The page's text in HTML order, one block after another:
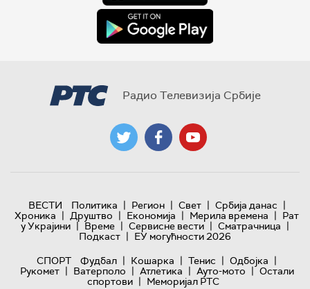
Радио Телевизија Србије
ВЕСТИ Политика | Регион | Свет | Србија данас |
Хроника | Друштво | Економија | Мерила времена | Рат
у Украјини | Време | Сервисне вести | Сматрачница |
Подкаст | ЕУ могућности 2026
СПОРТ
Фудбал | Кошарка | Тенис | Одбојка |
Рукомет | Ватерполо | Атлетика | Ауто-мото | Остали
спортови | Меморијал РТС